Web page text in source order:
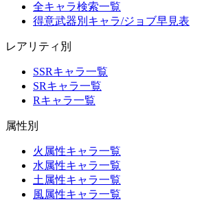
全キャラ検索一覧
得意武器別キャラ/ジョブ早見表
レアリティ別
SSRキャラ一覧
SRキャラ一覧
Rキャラ一覧
属性別
火属性キャラ一覧
水属性キャラ一覧
土属性キャラ一覧
風属性キャラ一覧